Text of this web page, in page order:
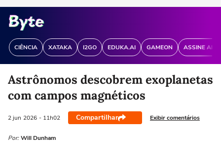
CIÊNCIA XATAKA I2GO EDUKA.AI GAMEON ASSINE
Astrônomos descobrem exoplanetas
com campos magnéticos
2 jun 2026 - 11h02 Compartilhar Exibir comentários
Por: Will Dunham